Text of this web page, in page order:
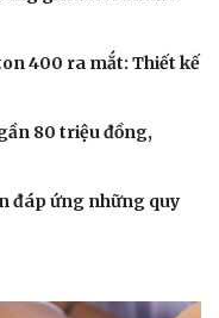
400 ra mắt: Thiết kế
80 triệu đồng,
đáp ứng những quy